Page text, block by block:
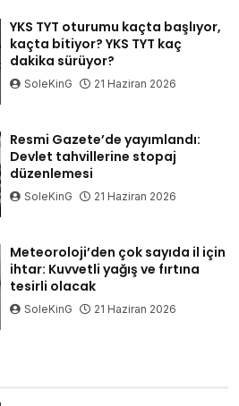
YKS TYT oturumu kaçta başlıyor,
kaçta bitiyor? YKS TYT kaç
dakika sürüyor?
SoleKinG 21 Haziran 2026
Resmi Gazete’de yayımlandı:
Devlet tahvillerine stopaj
düzenlemesi
SoleKinG 21 Haziran 2026
Meteoroloji’den çok sayıda il için
ihtar: Kuvvetli yağış ve fırtına
tesirli olacak
SoleKinG 21 Haziran 2026